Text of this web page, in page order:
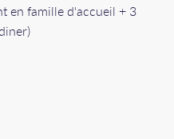
en famille d'accueil + 3